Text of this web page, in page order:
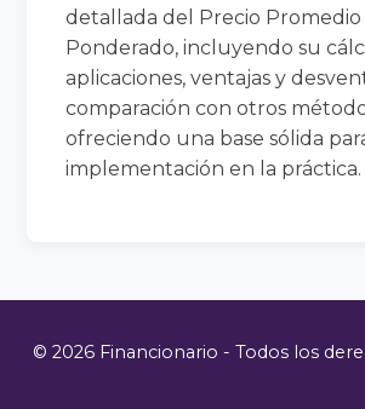
detallada del Precio Promedio
Ponderado, incluyendo su
aplicaciones, ventajas y
comparación con otros
ofreciendo una base sólida
implementación en la práctica.
© 2026 Financionario - Todos los